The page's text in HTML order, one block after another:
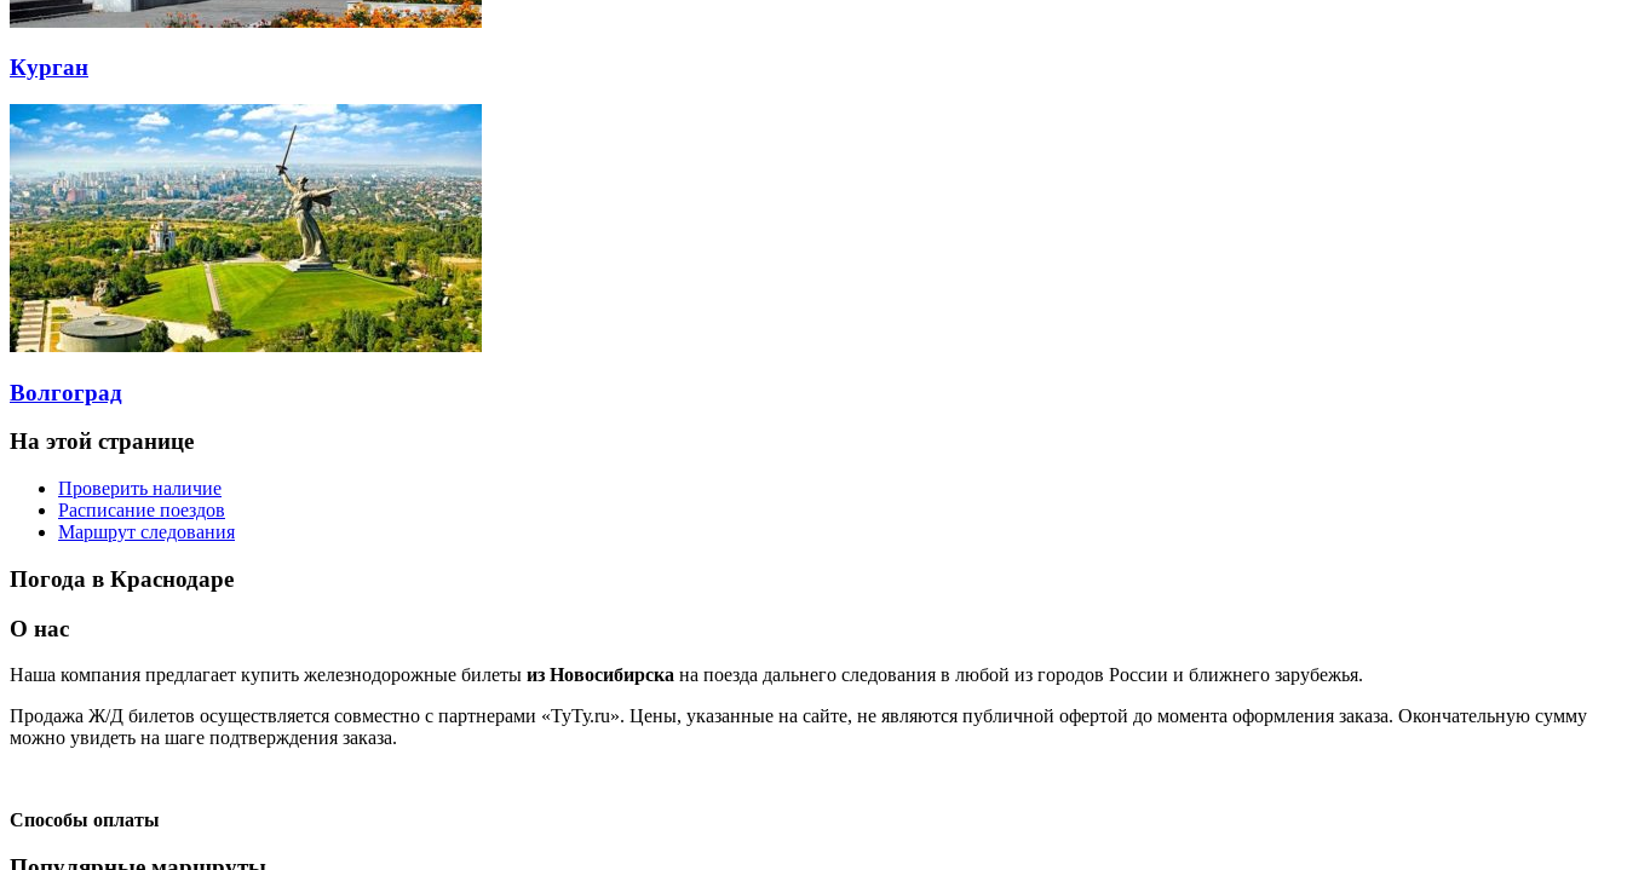
Курган
Волгоград
На этой странице
Проверить наличие
Расписание поездов
Маршрут следования
Погода в Краснодаре
О нас
Наша компания предлагает купить железнодорожные билеты из Новосибирска на поезда дальнего следования в любой из городов России и ближнего зарубежья.
Продажа Ж/Д билетов осуществляется совместно с партнерами «ТуТу.ru». Цены, указанные на сайте, не являются публичной офертой до момента оформления заказа. Окончательную сумму
можно увидеть на шаге подтверждения заказа.
Способы оплаты